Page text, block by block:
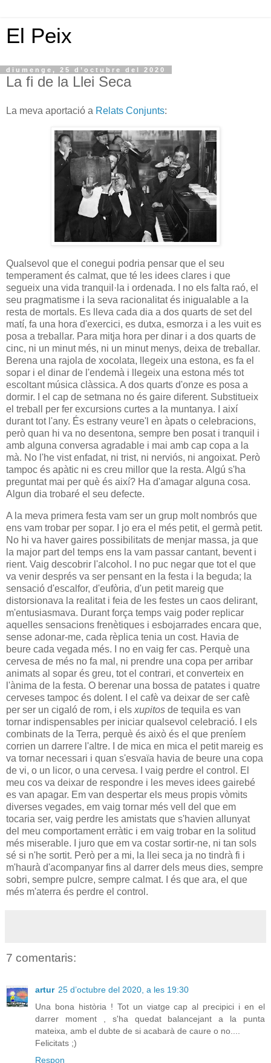
El Peix
diumenge, 25 d’octubre del 2020
La fi de la Llei Seca
La meva aportació a Relats Conjunts:
Qualsevol que el conegui podria pensar que el seu
temperament és calmat, que té les idees clares i que
segueix una vida tranquil·la i ordenada. I no els falta raó, el
seu pragmatisme i la seva racionalitat és inigualable a la
resta de mortals. Es lleva cada dia a dos quarts de set del
matí, fa una hora d'exercici, es dutxa, esmorza i a les vuit es
posa a treballar. Para mitja hora per dinar i a dos quarts de
cinc, ni un minut més, ni un minut menys, deixa de treballar.
Berena una rajola de xocolata, llegeix una estona, es fa el
sopar i el dinar de l'endemà i llegeix una estona més tot
escoltant música clàssica. A dos quarts d'onze es posa a
dormir. I el cap de setmana no és gaire diferent. Substitueix
el treball per fer excursions curtes a la muntanya. I així
durant tot l'any. És estrany veure'l en àpats o celebracions,
però quan hi va no desentona, sempre ben posat i tranquil i
amb alguna conversa agradable i mai amb cap copa a la
mà. No l'he vist enfadat, ni trist, ni nerviós, ni angoixat. Però
tampoc és apàtic ni es creu millor que la resta. Algú s'ha
preguntat mai per què és així? Ha d'amagar alguna cosa.
Algun dia trobaré el seu defecte.
A la meva primera festa vam ser un grup molt nombrós que
ens vam trobar per sopar. I jo era el més petit, el germà petit.
No hi va haver gaires possibilitats de menjar massa, ja que
la major part del temps ens la vam passar cantant, bevent i
rient. Vaig descobrir l'alcohol. I no puc negar que tot el que
va venir després va ser pensant en la festa i la beguda; la
sensació d'escalfor, d'eufòria, d'un petit mareig que
distorsionava la realitat i feia de les festes un caos delirant,
m'entusiasmava. Durant força temps vaig poder replicar
aquelles sensacions frenètiques i esbojarrades encara que,
sense adonar-me, cada rèplica tenia un cost. Havia de
beure cada vegada més. I no en vaig fer cas. Perquè una
cervesa de més no fa mal, ni prendre una copa per arribar
animats al sopar és greu, tot el contrari, et converteix en
l'ànima de la festa. O berenar una bossa de patates i quatre
cerveses tampoc és dolent. I el cafè va deixar de ser cafè
per ser un cigaló de rom, i els xupitos de tequila es van
tornar indispensables per iniciar qualsevol celebració. I els
combinats de la Terra, perquè és això és el que preníem
corrien un darrere l'altre. I de mica en mica el petit mareig es
va tornar necessari i quan s'esvaïa havia de beure una copa
de vi, o un licor, o una cervesa. I vaig perdre el control. El
meu cos va deixar de respondre i les meves idees gairebé
es van apagar. Em van despertar els meus propis vòmits
diverses vegades, em vaig tornar més vell del que em
tocaria ser, vaig perdre les amistats que s'havien allunyat
del meu comportament erràtic i em vaig trobar en la solitud
més miserable. I juro que em va costar sortir-ne, ni tan sols
sé si n'he sortit. Però per a mi, la llei seca ja no tindrà fi i
m'haurà d'acompanyar fins al darrer dels meus dies, sempre
sobri, sempre pulcre, sempre calmat. I és que ara, el que
més m'aterra és perdre el control.
7 comentaris:
artur 25 d’octubre del 2020, a les 19:30
Una bona història ! Tot un viatge cap al precipici i en el
darrer moment , s'ha quedat balancejant a la punta
mateixa, amb el dubte de si acabarà de caure o no....
Felicitats ;)
Respon